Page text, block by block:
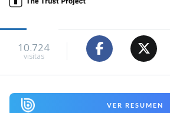
10.724
visitas
VER RESUMEN